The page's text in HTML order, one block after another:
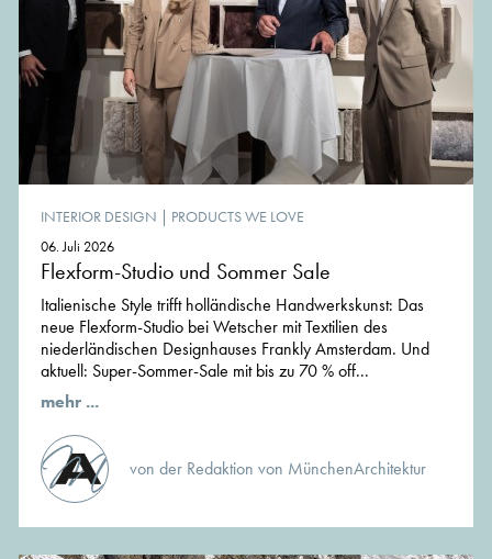
INTERIOR DESIGN | PRODUCTS WE LOVE
06. Juli 2026
Flexform-Studio und Sommer Sale
Italienische Style trifft holländische Handwerkskunst: Das
neue Flexform-Studio bei Wetscher mit Textilien des
niederländischen Designhauses Frankly Amsterdam. Und
aktuell: Super-Sommer-Sale mit bis zu 70 % off...
mehr ...
von der Redaktion von MünchenArchitektur